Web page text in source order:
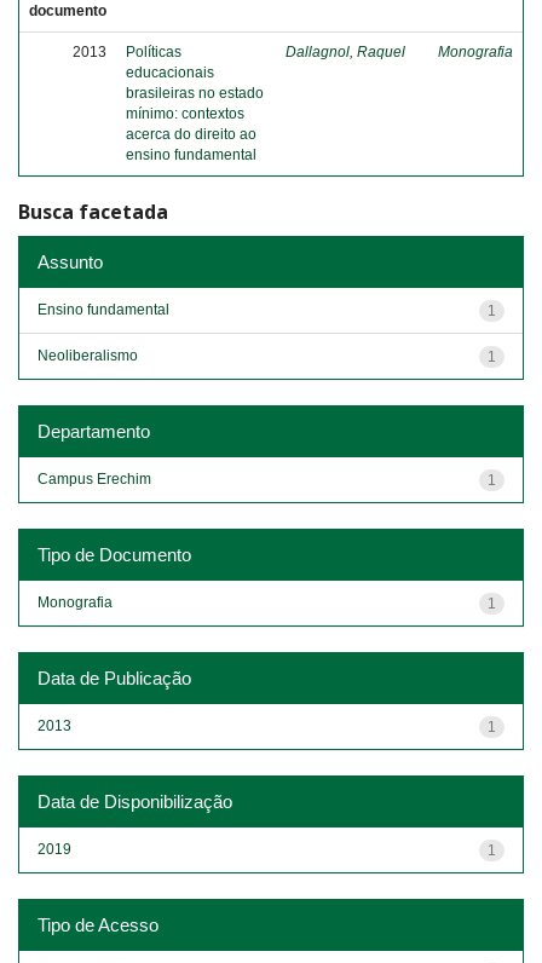
documento
2013
Políticas
educacionais
brasileiras no estado
mínimo: contextos
acerca do direito ao
ensino fundamental
Dallagnol, Raquel Monografia
Busca facetada
Assunto
1
Ensino fundamental
1
Neoliberalismo
Departamento
1
Campus Erechim
Tipo de Documento
1
Monografia
Data de Publicação
1
2013
Data de Disponibilização
1
2019
Tipo de Acesso